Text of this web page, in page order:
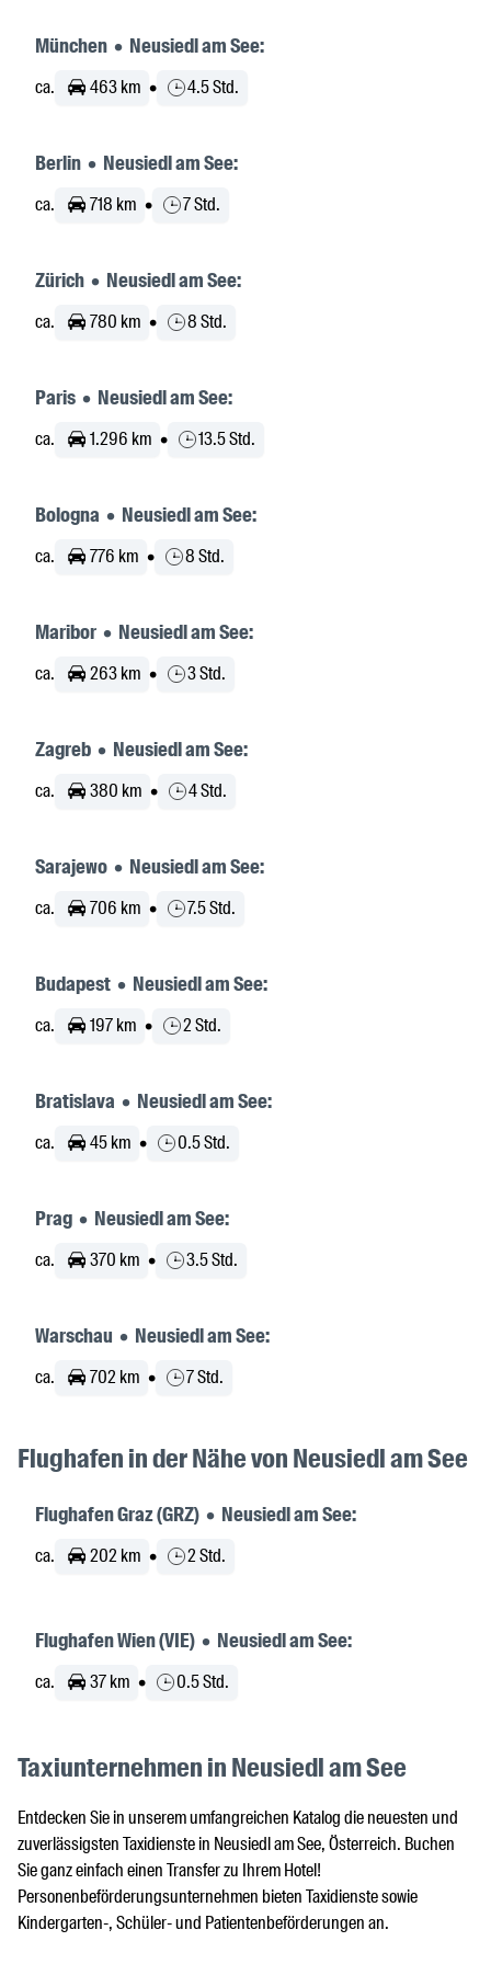
München • Neusiedl am See:
ca. 463 km • 4.5 Std.
Berlin • Neusiedl am See:
ca. 718 km • 7 Std.
Zürich • Neusiedl am See:
ca. 780 km • 8 Std.
Paris • Neusiedl am See:
ca. 1.296 km • 13.5 Std.
Bologna • Neusiedl am See:
ca. 776 km • 8 Std.
Maribor • Neusiedl am See:
ca. 263 km • 3 Std.
Zagreb • Neusiedl am See:
ca. 380 km • 4 Std.
Sarajewo • Neusiedl am See:
ca. 706 km • 7.5 Std.
Budapest • Neusiedl am See:
ca. 197 km • 2 Std.
Bratislava • Neusiedl am See:
ca. 45 km • 0.5 Std.
Prag • Neusiedl am See:
ca. 370 km • 3.5 Std.
Warschau • Neusiedl am See:
ca. 702 km • 7 Std.
Flughafen in der Nähe von Neusiedl am See
Flughafen Graz (GRZ) • Neusiedl am See:
ca. 202 km • 2 Std.
Flughafen Wien (VIE) • Neusiedl am See:
ca. 37 km • 0.5 Std.
Taxiunternehmen in Neusiedl am See
Entdecken Sie in unserem umfangreichen Katalog die neuesten und
zuverlässigsten Taxidienste in Neusiedl am See, Österreich. Buchen
Sie ganz einfach einen Transfer zu Ihrem Hotel!
Personenbeförderungsunternehmen bieten Taxidienste sowie
Kindergarten-, Schüler- und Patientenbeförderungen an.